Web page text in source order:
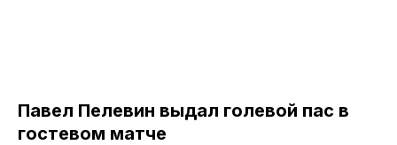
Павел Пелевин выдал голевой пас в
гостевом матче